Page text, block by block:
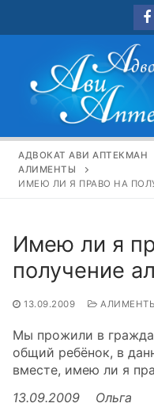
АДВОКАТ АВИ АПТЕКМАН
АЛИМЕНТЫ
ИМЕЮ ЛИ Я ПРАВО НА
Имею ли я
получение
13.09.2009
Мы прожили в
общий ребёнок, в
вместе, имею ли я
13.09.2009 Ольга